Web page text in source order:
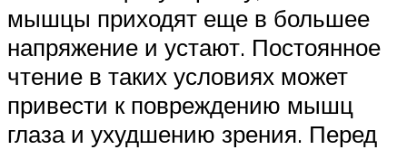
мышцы приходят еще в большее
напряжение и устают. Постоянное
чтение в таких условиях может
привести к повреждению мышц
глаза и ухудшению зрения. Перед